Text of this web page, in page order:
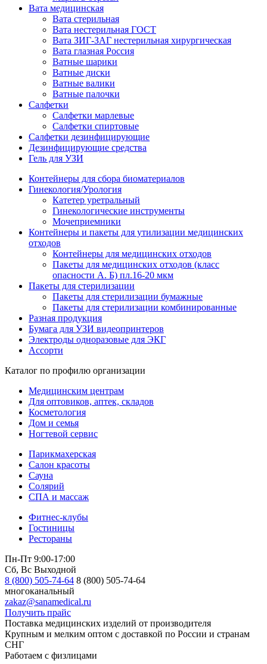
Вата медицинская
Вата стерильная
Вата нестерильная ГОСТ
Вата ЗИГ-ЗАГ нестерильная хирургическая
Вата глазная Россия
Ватные шарики
Ватные диски
Ватные валики
Ватные палочки
Салфетки
Салфетки марлевые
Салфетки спиртовые
Салфетки дезинфицирующие
Дезинфицирующие средства
Гель для УЗИ
Контейнеры для сбора биоматериалов
Гинекология/Урология
Катетер уретральный
Гинекологические инструменты
Мочеприемники
Контейнеры и пакеты для утилизации медицинских
отходов
Контейнеры для медицинских отходов
Пакеты для медицинских отходов (класс
опасности А. Б) пл.16-20 мкм
Пакеты для стерилизации
Пакеты для стерилизации бумажные
Пакеты для стерилизации комбинированные
Разная продукция
Бумага для УЗИ видеопринтеров
Электроды одноразовые для ЭКГ
Ассорти
Каталог по профилю организации
Медицинским центрам
Для оптовиков, аптек, складов
Косметология
Дом и семья
Ногтевой сервис
Парикмахерская
Салон красоты
Сауна
Солярий
СПА и массаж
Фитнес-клубы
Гостиницы
Рестораны
Пн-Пт 9:00-17:00
Сб, Вс Выходной
8 (800) 505-74-64 8 (800) 505-74-64
многоканальный
zakaz@sanamedical.ru
Получить прайс
Поставка медицинских изделий от производителя
Крупным и мелким оптом с доставкой по России и странам
СНГ
Работаем с физлицами